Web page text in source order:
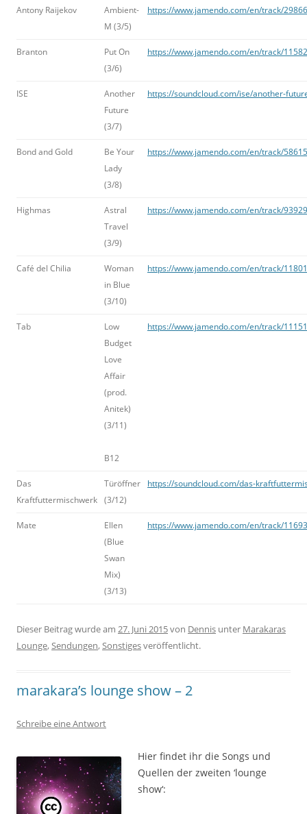
Antony Raijekov
Ambient-
M (3/5)
https://www.jamendo.com/en/track/
Branton
Put On
(3/6)
https://www.jamendo.com/en/track/
ISE
Another
Future
(3/7)
https://soundcloud.com/ise/another-
Bond and Gold
Be Your
Lady
(3/8)
https://www.jamendo.com/en/track/
Highmas
Astral
Travel
(3/9)
https://www.jamendo.com/en/track/
Café del Chilia
Woman
in Blue
(3/10)
https://www.jamendo.com/en/track/
Tab
Low
Budget
Love
Affair
(prod.
Anitek)
(3/11)
B12
https://www.jamendo.com/en/track/
Das
Kraftfuttermischwerk
Türöffner
(3/12)
https://soundcloud.com/das-
Mate
Ellen
(Blue
Swan
Mix)
(3/13)
https://www.jamendo.com/en/track/
Dieser Beitrag wurde am 27. Juni 2015von Dennis unter Marakaras
Lounge,Sendungen,Sonstigesveröffentlicht.
marakara’s lounge show – 2
Schreibe eine Antwort
Hier findet ihr die Songs und
Quellen der zweiten ‘lounge
show‘: